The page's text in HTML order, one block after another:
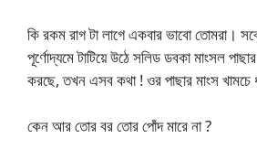
কি রকম রাগ টা লাগে একবার ভাবো তোমরা।
পূর্ণোদ্যমে টাটিয়ে উঠে সলিড ডবকা মাংসল
করছে, তখন এসব কথা ! ওর পাছার মাংস খামচে
কেন আর তোর বর তোর পোঁদ মারে না ?